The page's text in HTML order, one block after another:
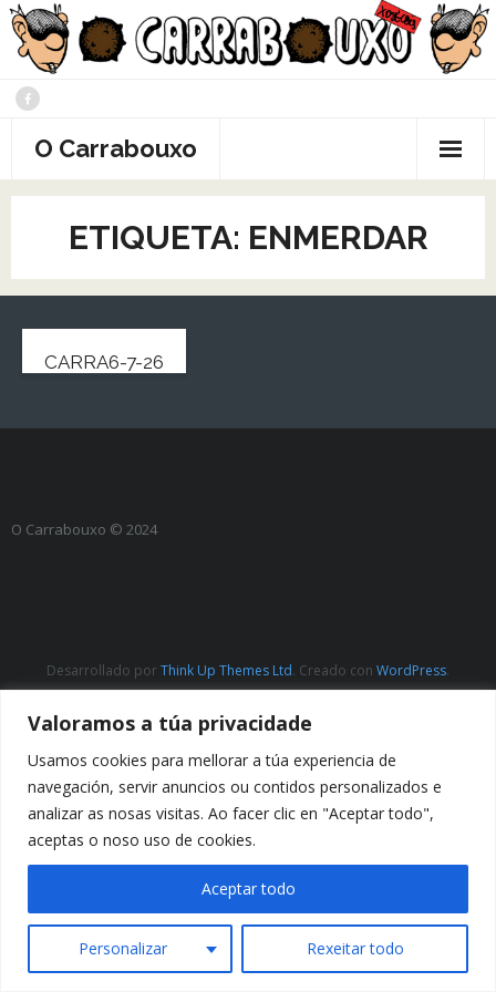
Valoramos a túa privacidade
Usamos cookies para mellorar a túa experiencia de
navegación, servir anuncios ou contidos personalizados e
analizar as nosas visitas. Ao facer clic en "Aceptar todo",
aceptas o noso uso de cookies.
Personalizar Rexeitar todo
Aceptar todo
Saltar
contenido
O Carrabouxo
ETIQUETA: ENMERDAR
CARRA6-7-26
O Carrabouxo © 2024
Desarrollado porThink Up Themes Ltd. Creado con WordPress.